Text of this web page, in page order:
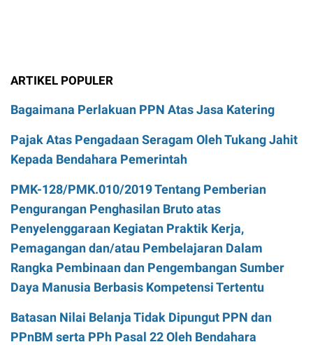
ARTIKEL POPULER
Bagaimana Perlakuan PPN Atas Jasa Katering
Pajak Atas Pengadaan Seragam Oleh Tukang Jahit
Kepada Bendahara Pemerintah
PMK-128/PMK.010/2019 Tentang Pemberian
Pengurangan Penghasilan Bruto atas
Penyelenggaraan Kegiatan Praktik Kerja,
Pemagangan dan/atau Pembelajaran Dalam
Rangka Pembinaan dan Pengembangan Sumber
Daya Manusia Berbasis Kompetensi Tertentu
Batasan Nilai Belanja Tidak Dipungut PPN dan
PPnBM serta PPh Pasal 22 Oleh Bendahara